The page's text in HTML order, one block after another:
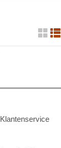
Klantenservice